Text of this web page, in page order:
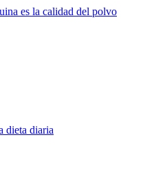
es la calidad del polvo
dieta diaria